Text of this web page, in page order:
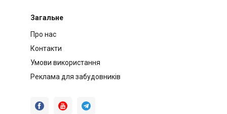
Загальне
Про нас
Контакти
Умови використання
Реклама для забудовників
  